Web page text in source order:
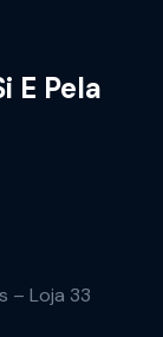
E Pela
– Loja 33